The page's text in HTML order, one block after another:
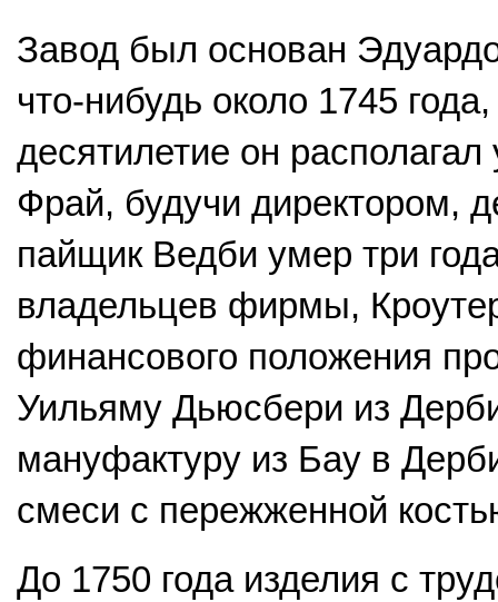
Завод был основан
что-нибудь около 1745
десятилетие он
Фрай, будучи директором,
пайщик Ведби умер три
владельцев фирмы,
финансового положения
Уильяму Дьюсбери из
мануфактуру из Бау в
смеси с пережженной
До 1750 года изделия с